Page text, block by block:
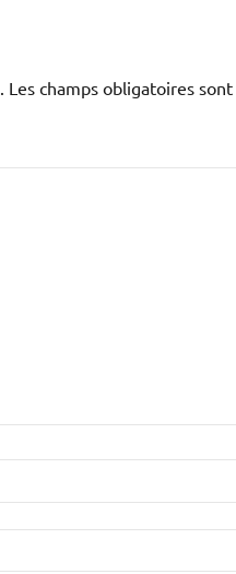
Les champs obligatoires